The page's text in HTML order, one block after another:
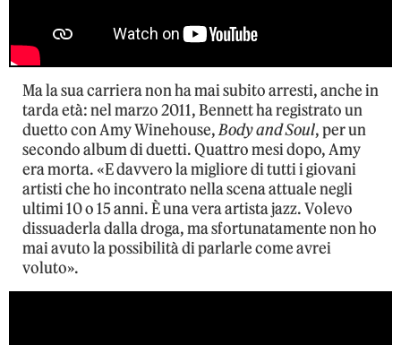
Ma la sua carriera non ha mai subito arresti, anche in
tarda età: nel marzo 2011, Bennett ha registrato un
duetto con Amy Winehouse,Body and Soul, per un
secondo album di duetti. Quattro mesi dopo, Amy
era morta. «E davvero la migliore di tutti i giovani
artisti che ho incontrato nella scena attuale negli
ultimi 10 o 15 anni. È una vera artista jazz. Volevo
dissuaderla dalla droga, ma sfortunatamente non ho
mai avuto la possibilità di parlarle come avrei
voluto».